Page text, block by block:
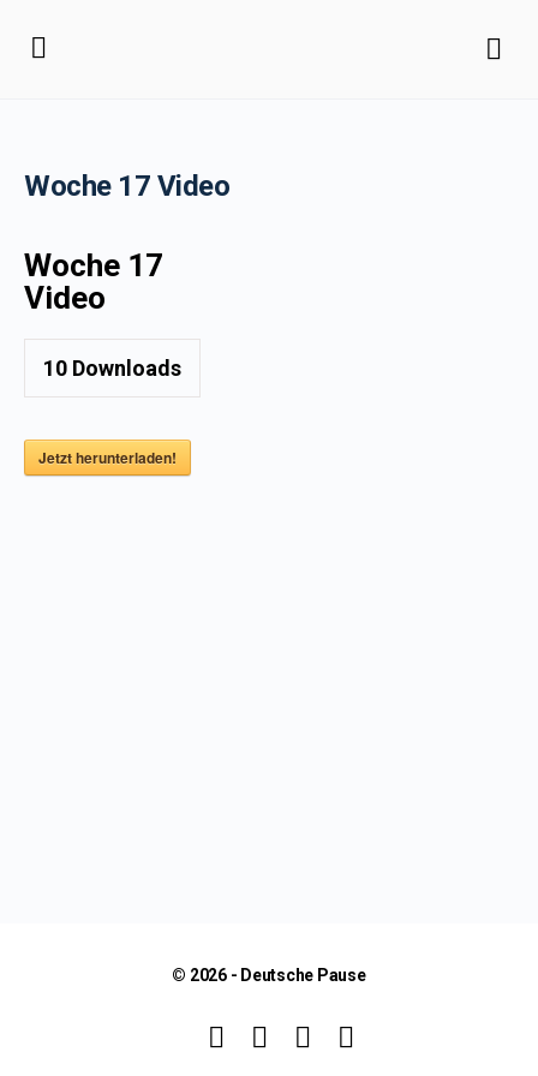
Woche 17 Video
Woche 17
Video
10 Downloads
Jetzt herunterladen!
© 2026 - Deutsche Pause